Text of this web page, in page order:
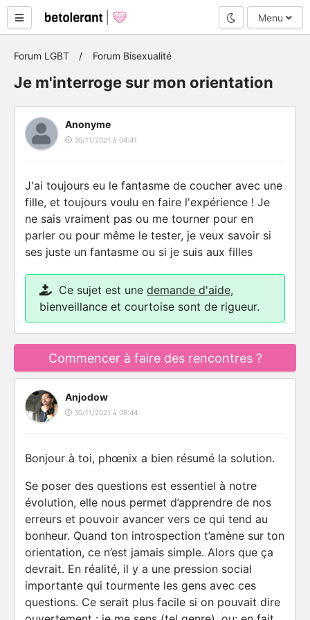
Mode nuit
Menu
Forum LGBT Forum Bisexualité
Je m'interroge sur mon orientation
Anonyme
30/11/2021 à 04:41
J'ai toujours eu le fantasme de coucher avec une
fille, et toujours voulu en faire l'expérience ! Je
ne sais vraiment pas ou me tourner pour en
parler ou pour même le tester, je veux savoir si
ses juste un fantasme ou si je suis aux filles
Ce sujet est une demande d'aide,
bienveillance et courtoise sont de rigueur.
Commencer à faire des rencontres ?
Anjodow
30/11/2021 à 08:44
Bonjour à toi, phœnix a bien résumé la solution.
Se poser des questions est essentiel à notre
évolution, elle nous permet d’apprendre de nos
erreurs et pouvoir avancer vers ce qui tend au
bonheur. Quand ton introspection t’amène sur ton
orientation, ce n’est jamais simple. Alors que ça
devrait. En réalité, il y a une pression social
importante qui tourmente les gens avec ces
questions. Ce serait plus facile si on pouvait dire